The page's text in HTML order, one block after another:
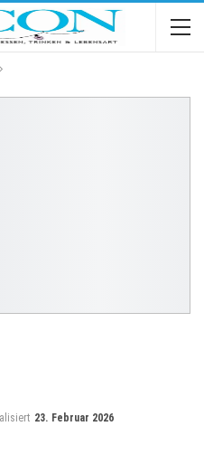
23. Februar 2026